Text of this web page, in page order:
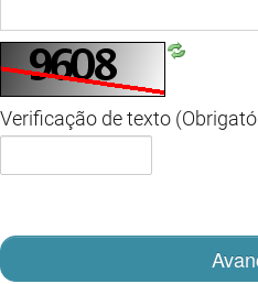
Verificação de texto